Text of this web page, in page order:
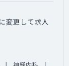
変更して求人
神経内科